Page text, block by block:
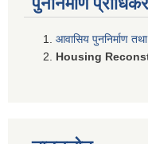
आवासिय पुननिर्माण
Housing